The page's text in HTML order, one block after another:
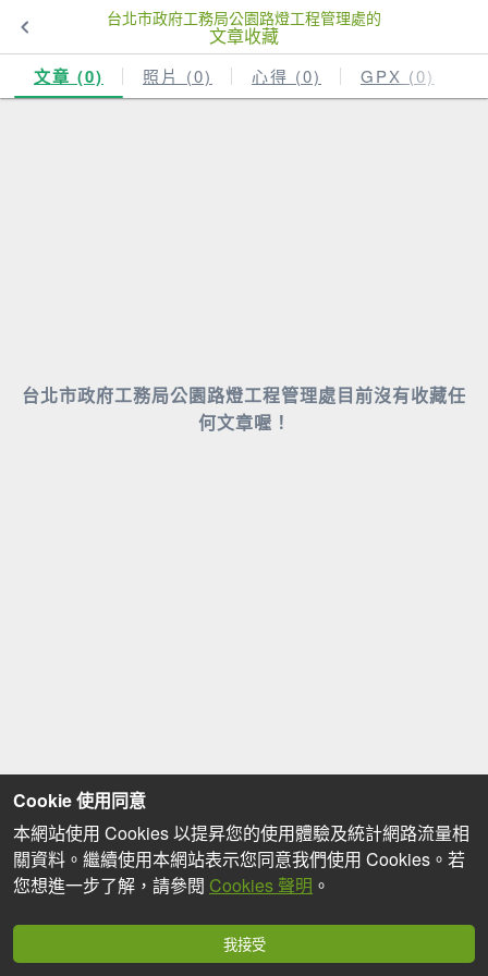
台北市政府工務局公園路燈工程管理處的
文章收藏
文章 (0) 照片 (0) 心得 (0) GPX (0)
台北市政府工務局公園路燈工程管理處目前沒有收藏任
何文章喔！
Cookie 使用同意
本網站使用 Cookies 以提昇您的使用體驗及統計網路流量相
關資料。繼續使用本網站表示您同意我們使用 Cookies。若
您想進一步了解，請參閱 Cookies 聲明 。
我接受